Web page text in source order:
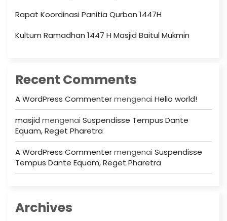
Rapat Koordinasi Panitia Qurban 1447H
Kultum Ramadhan 1447 H Masjid Baitul Mukmin
Recent Comments
A WordPress Commentermengenai Hello world!
masjid mengenai Suspendisse Tempus Dante
Equam, Reget Pharetra
A WordPress Commentermengenai Suspendisse
Tempus Dante Equam, Reget Pharetra
Archives